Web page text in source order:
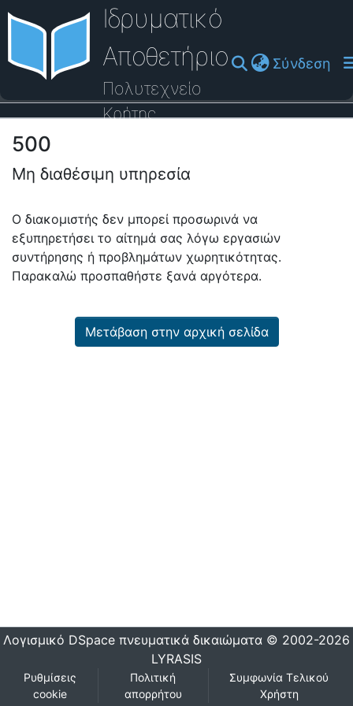
Ιδρυματικό
Αποθετήριο
Πολυτεχνείο
Κρήτης
Σύνδεση
Οδηγός Βοήθειας
500
Μη διαθέσιμη υπηρεσία
Ο διακομιστής δεν μπορεί προσωρινά να
εξυπηρετήσει το αίτημά σας λόγω εργασιών
συντήρησης ή προβλημάτων χωρητικότητας.
Παρακαλώ προσπαθήστε ξανά αργότερα.
Μετάβαση στην αρχική σελίδα
Λογισμικό DSpace πνευματικά δικαιώματα © 2002-2026
LYRASIS
Ρυθμίσεις
cookie
Πολιτική
απορρήτου
Συμφωνία Τελικού
Χρήστη